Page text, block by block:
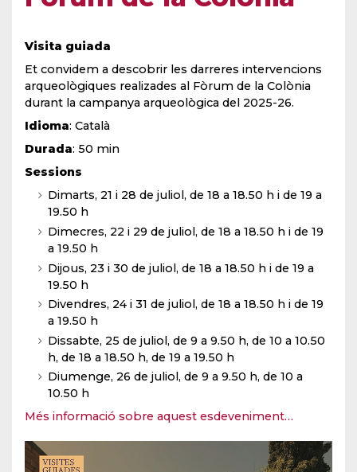
Visita guiada
Et convidem a descobrir les darreres intervencions
arqueològiques realizades al Fòrum de la Colònia
durant la campanya arqueològica del 2025-26.
Idioma: Català
Durada: 50 min
Sessions
Dimarts, 21 i 28 de juliol, de 18 a 18.50 h i de 19 a
19.50 h
Dimecres, 22 i 29 de juliol, de 18 a 18.50 h i de 19
a 19.50 h
Dijous, 23 i 30 de juliol, de 18 a 18.50 h i de 19 a
19.50 h
Divendres, 24 i 31 de juliol, de 18 a 18.50 h i de 19
a 19.50 h
Dissabte, 25 de juliol, de 9 a 9.50 h, de 10 a 10.50
h, de 18 a 18.50 h, de 19 a 19.50 h
Diumenge, 26 de juliol, de 9 a 9.50 h, de 10 a
10.50 h
Més informació sobre aquest esdeveniment…